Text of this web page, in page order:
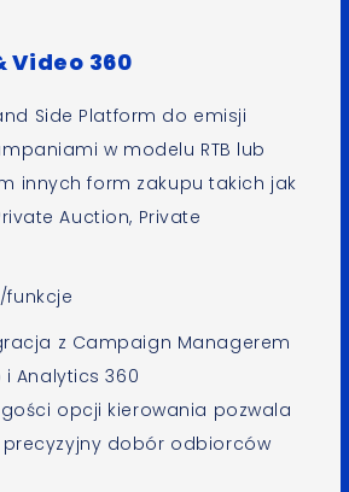
Video 360
Side Platform do emisji
w modelu RTB lub
innych form zakupu takich jak
Auction, Private
funkcje
z Campaign Managerem
i Analytics 360
opcji kierowania pozwala
dobór odbiorców